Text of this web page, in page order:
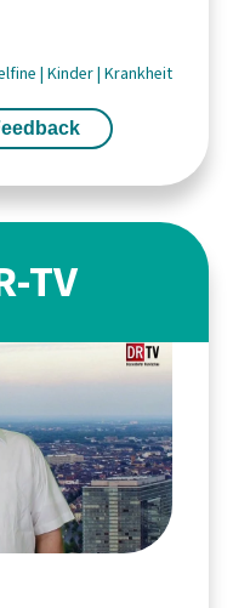
| Kinder| Krankheit
TV